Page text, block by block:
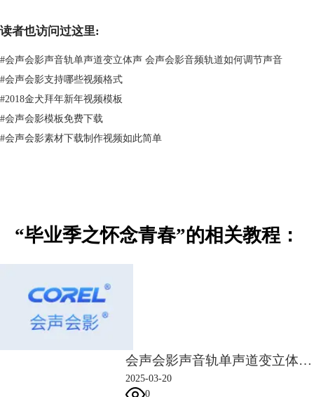
度娘搜索“毕业、青春”之类的关键词，图片的尺寸要大尺寸的，也可以设
2、视频素材
这次的作品没有用到视频素材，不过大家可以下载一些漏光的素材添加使
用，可以增添画面的仪式感。
选用的是之前大火的旭日阳刚演唱的《怀念青春》。
读者也访问过这里:
#会声会影声音轨单声道变立体声 会声会影音频轨道如何调节声音
#会声会影支持哪些视频格式
#2018金犬拜年新年视频模板
#会声会影模板免费下载
#会声会影素材下载制作视频如此简单
“毕业季之怀念青春”的相关教程：
会声会影声音轨单声道变立体声 会声会影音频轨道如何调节声音
2025-03-20
0